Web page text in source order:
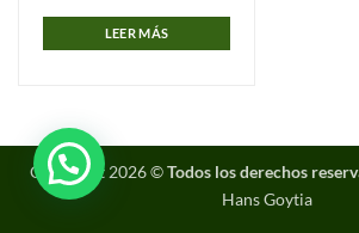
LEER MÁS
Copyright 2026 ©Todos los derechos
Hans Goytia